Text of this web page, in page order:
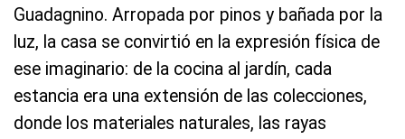
Guadagnino. Arropada por pinos y bañada por la
luz, la casa se convirtió en la expresión física de
ese imaginario: de la cocina al jardín, cada
estancia era una extensión de las colecciones,
donde los materiales naturales, las rayas